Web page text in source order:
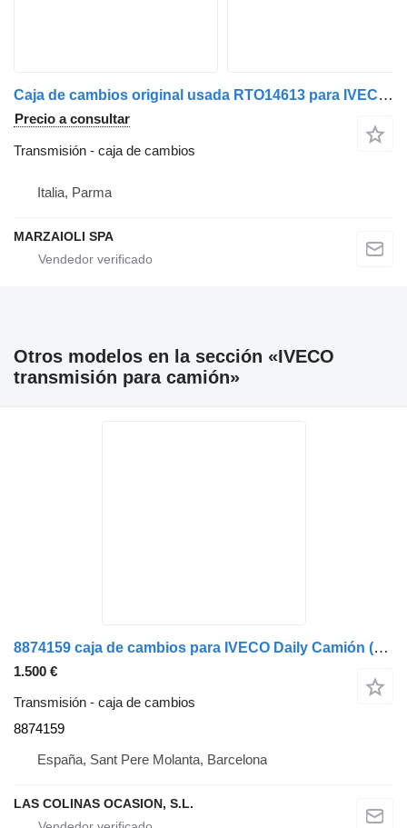
Caja de cambios original usada RTO14613 para IVECO Turbostar Turbotech 190 camión
Precio a consultar
Transmisión - caja de cambios
Italia, Parma
MARZAIOLI SPA
Otros modelos en la sección «IVECO
transmisión para camión»
8874159 caja de cambios para IVECO Daily Camión (2011->)
1.500 €
Transmisión - caja de cambios
8874159
España, Sant Pere Molanta, Barcelona
LAS COLINAS OCASION, S.L.